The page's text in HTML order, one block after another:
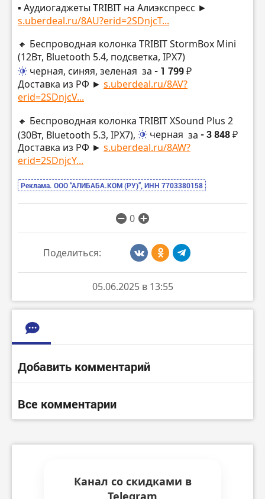
▪️ Аудиогаджеты TRIBIT на Алиэкспресс ►
s.uberdeal.ru/8AU?erid=2SDnjcT...
🔸 Беспроводная колонка TRIBIT StormBox Mini
(12Вт, Bluetooth 5.4, подсветка, IPX7)
черная, синяя, зеленая за - 1 799 ₽
Доставка из РФ ► s.uberdeal.ru/8AV?
erid=2SDnjcV...
🔸 Беспроводная колонка TRIBIT XSound Plus 2
(30Вт, Bluetooth 5.3, IPX7),
черная за - 3 848 ₽
Доставка из РФ ► s.uberdeal.ru/8AW?
erid=2SDnjcY...
Реклама. ООО “АЛИБАБА.КОМ (РУ)”, ИНН 7703380158
0
Поделиться:
05.06.2025 в 13:55
Добавить комментарий
Все комментарии
Канал со скидками в
Telegram